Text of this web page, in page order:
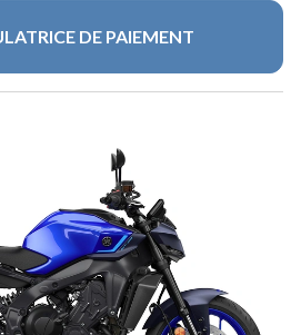
DE PAIEMENT